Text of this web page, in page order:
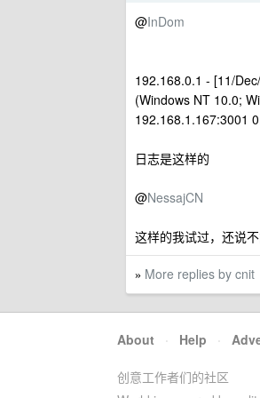
@InDom
192.168.0.1 - [11/
(Windows NT 10.0;
192.168.1.167:3001
日志是这样的
@NessajCN
这样的我试过，还说
» More replies by cnit
About · Help ·
创意工作者们的社区